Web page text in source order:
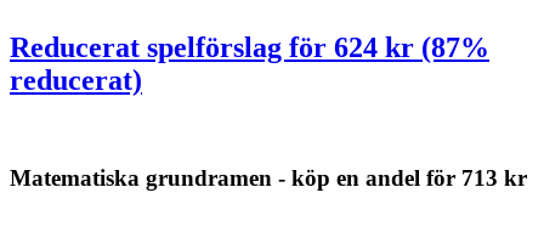
Reducerat spelförslag för 624 kr (87%
reducerat)
Matematiska grundramen - köp en andel för 713 kr